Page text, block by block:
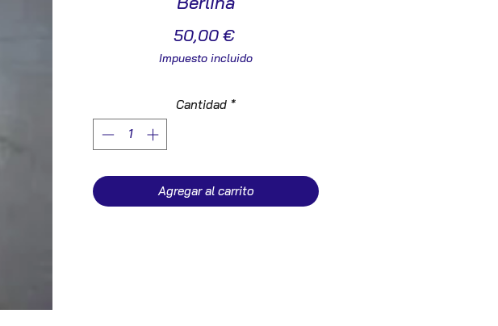
50,00 €Precio
Impuesto incluido
Cantidad *
Agregar al carrito